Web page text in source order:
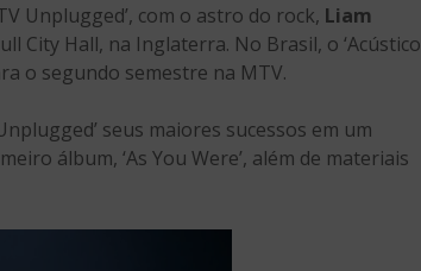
Unplugged’, com o astro do rock, Liam
City Hall, na Inglaterra. No Brasil, o ‘Acústico
o segundo semestre na MTV.
seus maiores sucessos em um
álbum, ‘As You Were’, além de materiais